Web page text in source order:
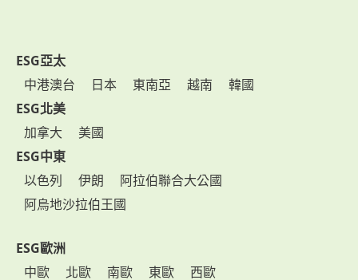
ESG亞太
中港澳台
日本 東南亞 越南
韓國
ESG北美
加拿大
美國
ESG中東
以色列
伊朗
阿拉伯聯合大公國
阿烏地沙拉伯王國
ESG歐洲
中歐
北歐 南歐 東歐 西歐